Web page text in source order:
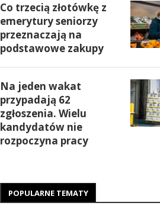
Co trzecią złotówkę z
emerytury seniorzy
przeznaczają na
podstawowe zakupy
Na jeden wakat
przypadają 62
zgłoszenia. Wielu
kandydatów nie
rozpoczyna pracy
POPULARNE TEMATY